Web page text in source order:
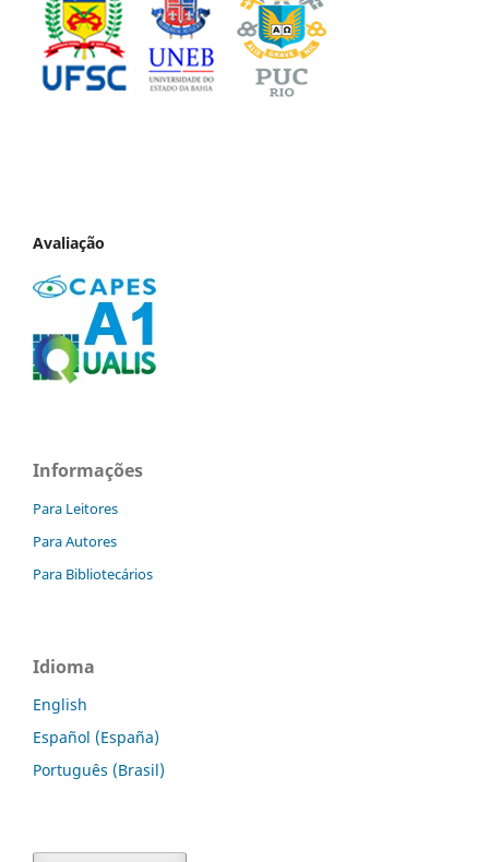
Avaliação
Informações
Para Leitores
Para Autores
Para Bibliotecários
Idioma
English
Español (España)
Português (Brasil)